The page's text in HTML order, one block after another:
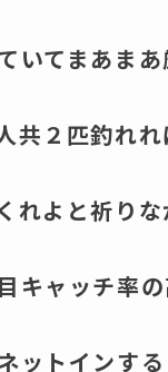
いてまあま
共２匹釣れ
れよと祈り
キャッチ率
ットインす